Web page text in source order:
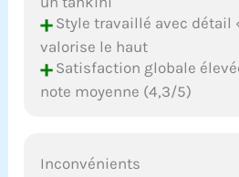
+Style travaillé avec détail
valorise le haut
+Satisfaction globale
note moyenne (4,3/5)
Inconvénients